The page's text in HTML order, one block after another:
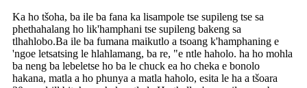
Ka ho tšoha, ba ile ba fana ka lisampole tse supileng tse sa
phethahalang ho lik'hamphani tse supileng bakeng sa
tlhahlobo.Ba ile ba fumana maikutlo a tsoang k'hamphaning e
'ngoe letsatsing le hlahlamang, ba re, "e ntle haholo. ha ho mohla
ba neng ba lebeletse ho ba le chuck ea ho cheka e bonolo
hakana, matla a ho phunya a matla haholo, esita le ha a tšoara